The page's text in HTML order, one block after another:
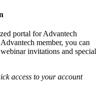
portal for Advantech
member, you can
invitations and special
access to your account